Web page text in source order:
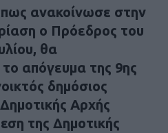
ανακοίνωσε στην
ο Πρόεδρος του
θα
απόγευμα της 9ης
δημόσιος
Αρχής
της Δημοτικής